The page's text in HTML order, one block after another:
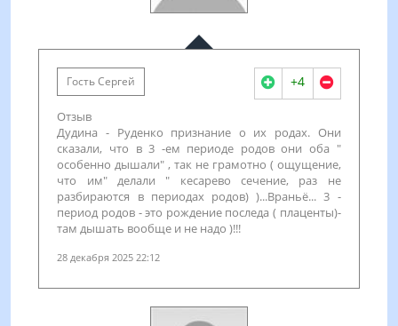
Гость Сергей +4
Отзыв
Дудина - Руденко признание о их родах. Они
сказали, что в 3 -ем периоде родов они оба "
особенно дышали" , так не грамотно ( ощущение,
что им" делали " кесарево сечение, раз не
разбираются в периодах родов) )...Враньё... 3 -
период родов - это рождение последа ( плаценты)-
там дышать вообще и не надо )!!!
28 декабря 2025 22:12